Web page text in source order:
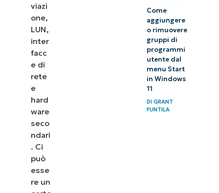
viazi
one,
LUN,
inter
facc
e di
rete
e
hard
ware
seco
ndari
. Ci
può
esse
re un
Come
aggiungere
o rimuovere
gruppi di
programmi
utente dal
menu Start
in Windows
11
DIGRANT
FUNTILA